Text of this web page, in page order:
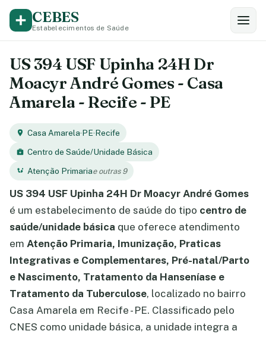
CEBES
Estabelecimentos de Saúde
US 394 USF Upinha 24H Dr
Moacyr André Gomes - Casa
Amarela - Recife - PE
Casa Amarela·PE·Recife
Centro de Saúde/Unidade Básica
Atenção Primariae outras 9
US 394 USF Upinha 24H Dr Moacyr André Gomes
é um estabelecimento de saúde do tipo centro de
saúde/unidade básica que oferece atendimento
em Atenção Primaria, Imunização, Praticas
Integrativas e Complementares, Pré-natal/Parto
e Nascimento, Tratamento da Hanseníase e
Tratamento da Tuberculose, localizado no bairro
Casa Amarela em Recife - PE. Classificado pelo
CNES como unidade básica, a unidade integra a